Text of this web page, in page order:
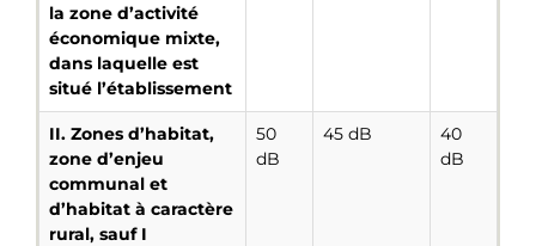
la zone d’activité
économique mixte,
dans laquelle est
situé l’établissement
II. Zones d’habitat,
zone d’enjeu
communal et
d’habitat à caractère
rural, sauf I
50
dB
45 dB
40
dB